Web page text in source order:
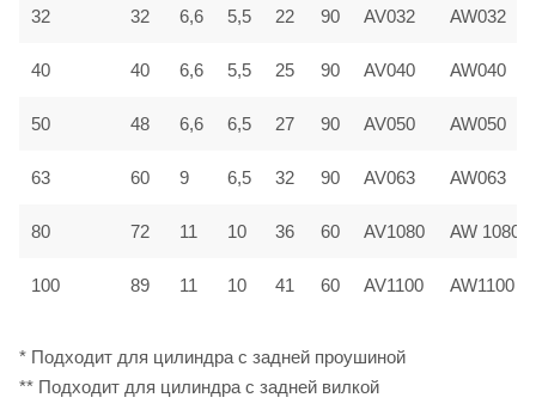
32 32 6,6 5,5 22 90 AV032 AW032
40 40 6,6 5,5 25 90 AV040 AW040
50 48 6,6 6,5 27 90 AV050 AW050
63 60 9 6,5 32 90 AV063 AW063
80 72 11 10 36 60 AV1080 AW 1080
100 89 11 10 41 60 AV1100 AW1100
* Подходит для цилиндра с задней проушиной
** Подходит для цилиндра с задней вилкой